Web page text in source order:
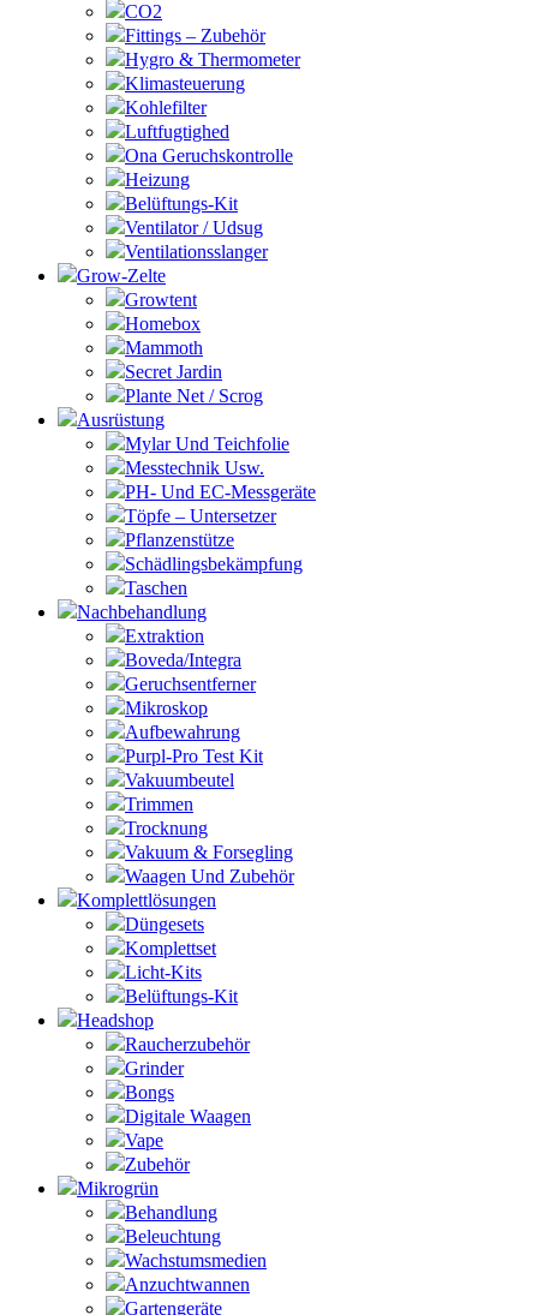
CO2
Fittings – Zubehör
Hygro & Thermometer
Klimasteuerung
Kohlefilter
Luftfugtighed
Ona Geruchskontrolle
Heizung
Belüftungs-Kit
Ventilator / Udsug
Ventilationsslanger
Grow-Zelte
Growtent
Homebox
Mammoth
Secret Jardin
Plante Net / Scrog
Ausrüstung
Mylar Und Teichfolie
Messtechnik Usw.
PH- Und EC-Messgeräte
Töpfe – Untersetzer
Pflanzenstütze
Schädlingsbekämpfung
Taschen
Nachbehandlung
Extraktion
Boveda/Integra
Geruchsentferner
Mikroskop
Aufbewahrung
Purpl-Pro Test Kit
Vakuumbeutel
Trimmen
Trocknung
Vakuum & Forsegling
Waagen Und Zubehör
Komplettlösungen
Düngesets
Komplettset
Licht-Kits
Belüftungs-Kit
Headshop
Raucherzubehör
Grinder
Bongs
Digitale Waagen
Vape
Zubehör
Mikrogrün
Behandlung
Beleuchtung
Wachstumsmedien
Anzuchtwannen
Gartengeräte